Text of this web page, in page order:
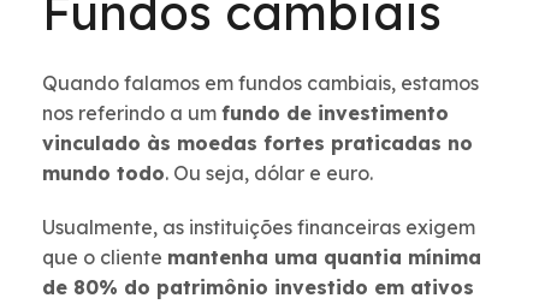
Fundos cambiais
Quando falamos em fundos cambiais, estamos
nos referindo a um fundo de investimento
vinculado às moedas fortes praticadas no
mundo todo. Ou seja, dólar e euro.
Usualmente, as instituições financeiras exigem
que o cliente mantenha uma quantia mínima
de 80% do patrimônio investido em ativos